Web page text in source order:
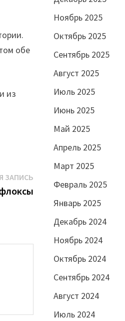
обе
из
ЗАПИСЬСледующая
запись:
Ноябрь 2025
Октябрь 2025
Сентябрь 2025
Август 2025
Июль 2025
Июнь 2025
Май 2025
Апрель 2025
Март 2025
Февраль 2025
Январь 2025
Декабрь 2024
Ноябрь 2024
Октябрь 2024
Сентябрь 2024
Август 2024
Июль 2024